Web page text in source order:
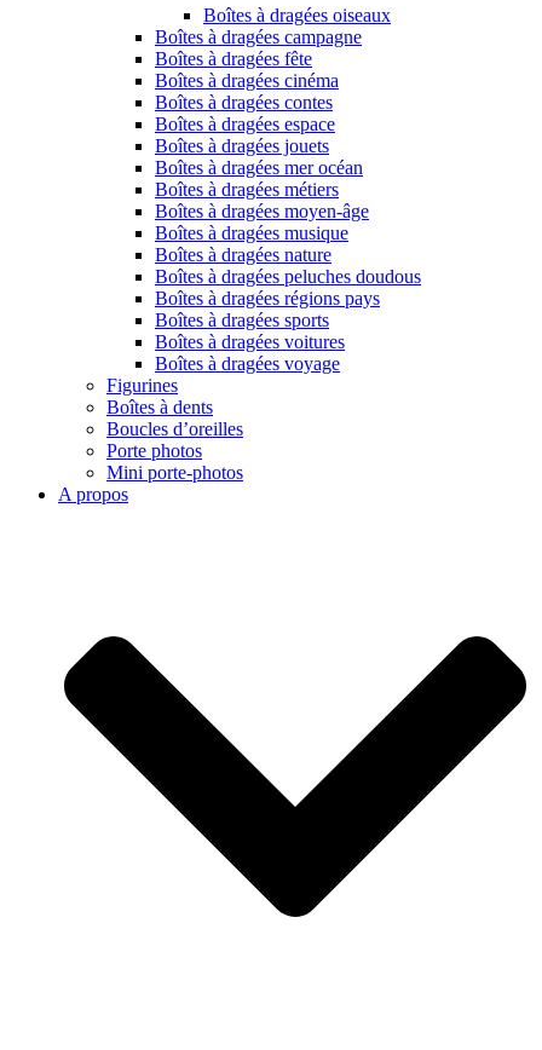
Boîtes à dragées oiseaux
Boîtes à dragées campagne
Boîtes à dragées fête
Boîtes à dragées cinéma
Boîtes à dragées contes
Boîtes à dragées espace
Boîtes à dragées jouets
Boîtes à dragées mer océan
Boîtes à dragées métiers
Boîtes à dragées moyen-âge
Boîtes à dragées musique
Boîtes à dragées nature
Boîtes à dragées peluches doudous
Boîtes à dragées régions pays
Boîtes à dragées sports
Boîtes à dragées voitures
Boîtes à dragées voyage
Figurines
Boîtes à dents
Boucles d’oreilles
Porte photos
Mini porte-photos
A propos